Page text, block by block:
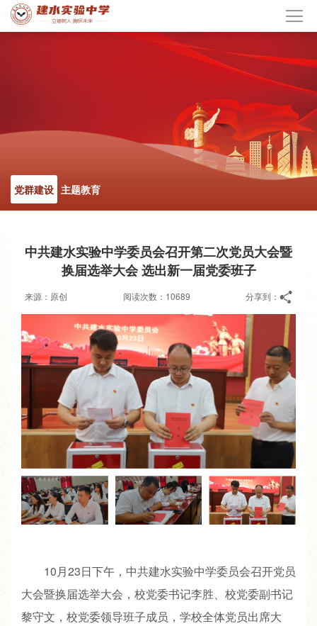
党群建设 主题教育
中共建水实验中学委员会召开第二次党员大会暨
换届选举大会 选出新一届党委班子
来源：原创 阅读次数：10689 分享到：
10月23日下午，中共建水实验中学委员会召开党员
大会暨换届选举大会，校党委书记李胜、校党委副书记
黎守文，校党委领导班子成员，学校全体党员出席大